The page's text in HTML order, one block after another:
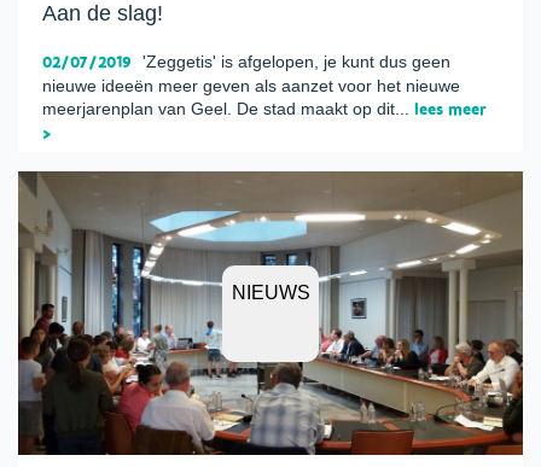
Aan de slag!
02/07/2019
'Zeggetis' is afgelopen, je kunt dus geen
nieuwe ideeën meer geven als aanzet voor het nieuwe
meerjarenplan van Geel. De stad maakt op dit... lees meer
>
NIEUWS